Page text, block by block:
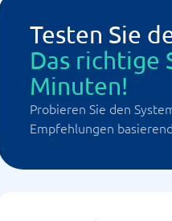
Testen Sie
Das richtige
Minuten!
Probieren Sie den
Empfehlungen